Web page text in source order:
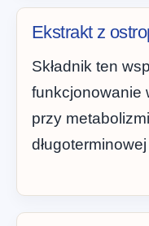
Ekstrakt z
Składnik ten
funkcjonowanie
przy